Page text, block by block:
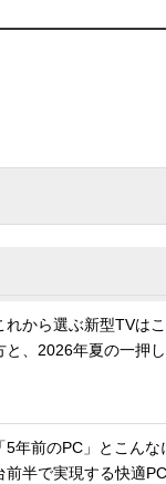
れから選ぶ新型TVは
と、2026年夏の一押
「5年前のPC」とこん
前半で実現する快適